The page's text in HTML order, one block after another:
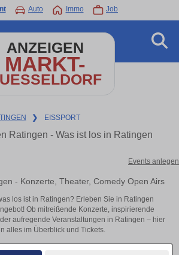
Auto Immo Job
ANZEIGEN
MARKT-
❯ EISSPORT
Ratingen - Was ist los in Ratingen
Events anlegen
- Konzerte, Theater, Comedy Open Airs
los ist in Ratingen? Erleben Sie in Ratingen
Ob mitreißende Konzerte, inspirierende
aufregende Veranstaltungen in Ratingen – hier
alles im Überblick und Tickets.